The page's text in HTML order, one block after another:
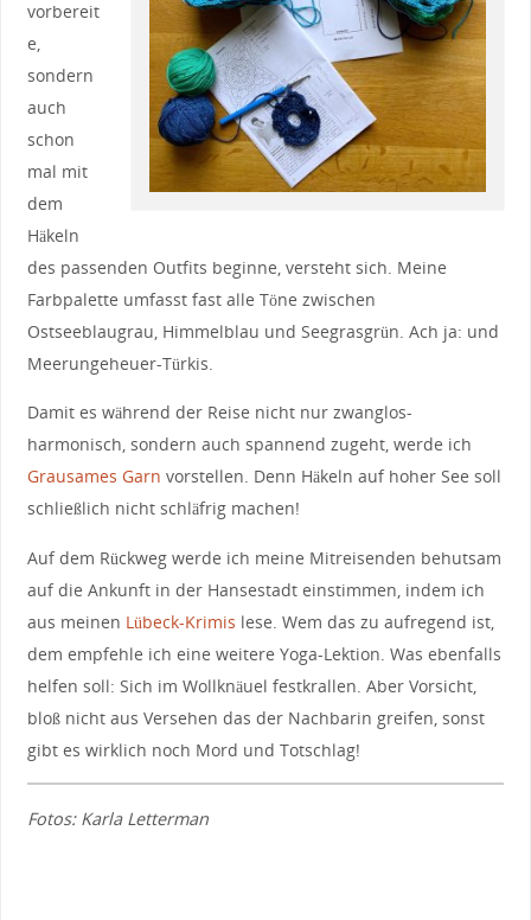
vorbereit
e,
sondern
auch
schon
mal mit
dem
Häkeln
des passenden Outfits beginne, versteht sich. Meine
Farbpalette umfasst fast alle Töne zwischen
Ostseeblaugrau, Himmelblau und Seegrasgrün. Ach ja: und
Meerungeheuer-Türkis.
Damit es während der Reise nicht nur zwanglos-
harmonisch, sondern auch spannend zugeht, werde ich
Grausames Garn vorstellen. Denn Häkeln auf hoher See soll
schließlich nicht schläfrig machen!
Auf dem Rückweg werde ich meine Mitreisenden behutsam
auf die Ankunft in der Hansestadt einstimmen, indem ich
aus meinen Lübeck-Krimis lese. Wem das zu aufregend ist,
dem empfehle ich eine weitere Yoga-Lektion. Was ebenfalls
helfen soll: Sich im Wollknäuel festkrallen. Aber Vorsicht,
bloß nicht aus Versehen das der Nachbarin greifen, sonst
gibt es wirklich noch Mord und Totschlag!
Fotos: Karla Letterman